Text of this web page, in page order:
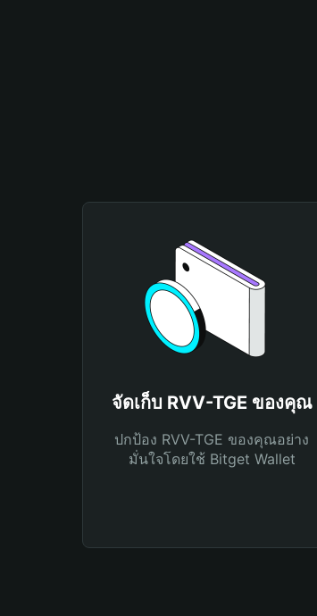
จัดเก็บ RVV-TGE ของคุณ
ปกป้อง RVV-TGE ของคุณอย่าง
มั่นใจโดยใช้ Bitget Wallet